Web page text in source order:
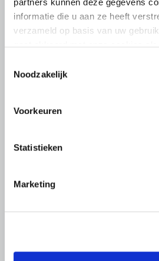
informatie die u aan ze heeft
verzameld op basis van uw
Noodzakelijk
Voorkeuren
Statistieken
Marketing
vrijwel alle sectoren terug.